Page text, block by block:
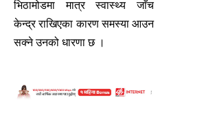
भिठामोडमा मात्र स्वास्थ्य जाँच
केन्द्र राखिएका कारण समस्या आउन
सक्ने उनको धारणा छ ।